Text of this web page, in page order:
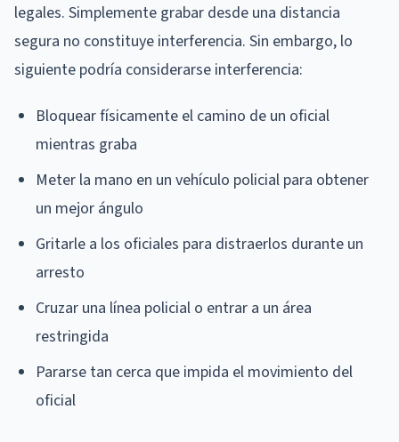
legales. Simplemente grabar desde una distancia
segura no constituye interferencia. Sin embargo, lo
siguiente podría considerarse interferencia:
Bloquear físicamente el camino de un oficial
mientras graba
Meter la mano en un vehículo policial para obtener
un mejor ángulo
Gritarle a los oficiales para distraerlos durante un
arresto
Cruzar una línea policial o entrar a un área
restringida
Pararse tan cerca que impida el movimiento del
oficial